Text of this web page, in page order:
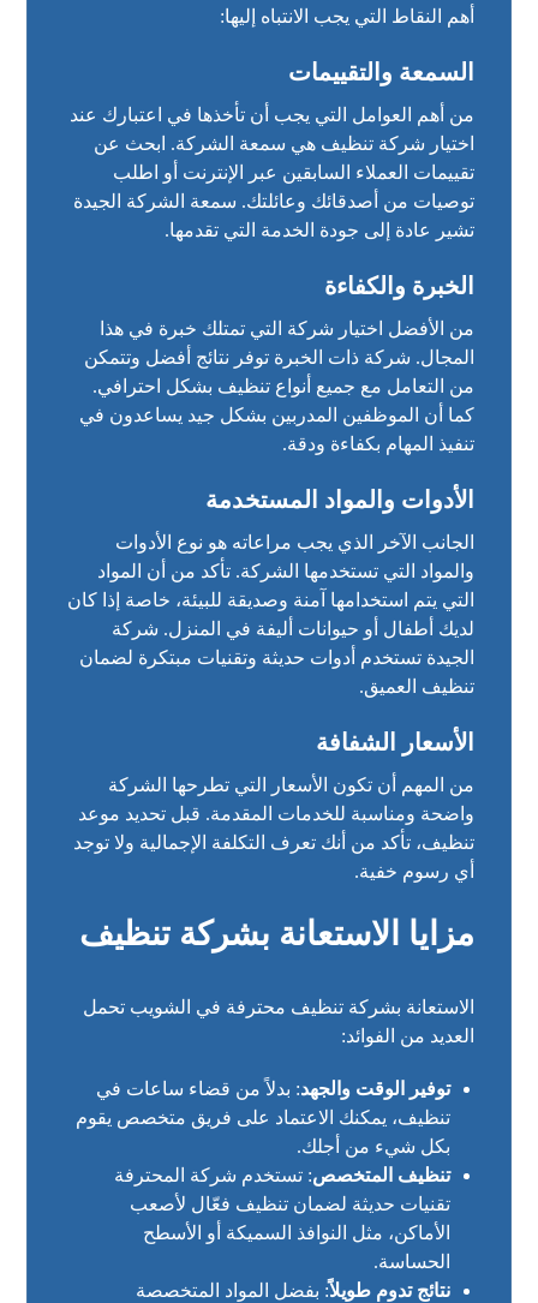
أهم النقاط التي يجب الانتباه إليها:
السمعة والتقييمات
من أهم العوامل التي يجب أن تأخذها في اعتبارك عند
اختيار شركة تنظيف هي سمعة الشركة. ابحث عن
تقييمات العملاء السابقين عبر الإنترنت أو اطلب
توصيات من أصدقائك وعائلتك. سمعة الشركة الجيدة
تشير عادة إلى جودة الخدمة التي تقدمها.
الخبرة والكفاءة
من الأفضل اختيار شركة التي تمتلك خبرة في هذا
المجال. شركة ذات الخبرة توفر نتائج أفضل وتتمكن
من التعامل مع جميع أنواع تنظيف بشكل احترافي.
كما أن الموظفين المدربين بشكل جيد يساعدون في
تنفيذ المهام بكفاءة ودقة.
الأدوات والمواد المستخدمة
الجانب الآخر الذي يجب مراعاته هو نوع الأدوات
والمواد التي تستخدمها الشركة. تأكد من أن المواد
التي يتم استخدامها آمنة وصديقة للبيئة، خاصة إذا كان
لديك أطفال أو حيوانات أليفة في المنزل. شركة
الجيدة تستخدم أدوات حديثة وتقنيات مبتكرة لضمان
تنظيف العميق.
الأسعار الشفافة
من المهم أن تكون الأسعار التي تطرحها الشركة
واضحة ومناسبة للخدمات المقدمة. قبل تحديد موعد
تنظيف، تأكد من أنك تعرف التكلفة الإجمالية ولا توجد
أي رسوم خفية.
مزايا الاستعانة بشركة تنظيف
الاستعانة بشركة تنظيف محترفة في الشويب تحمل
العديد من الفوائد:
توفير الوقت والجهد: بدلاً من قضاء ساعات في
تنظيف، يمكنك الاعتماد على فريق متخصص يقوم
بكل شيء من أجلك.
تنظيف المتخصص: تستخدم شركة المحترفة
تقنيات حديثة لضمان تنظيف فعّال لأصعب
الأماكن، مثل النوافذ السميكة أو الأسطح
الحساسة.
نتائج تدوم طويلاً: بفضل المواد المتخصصة